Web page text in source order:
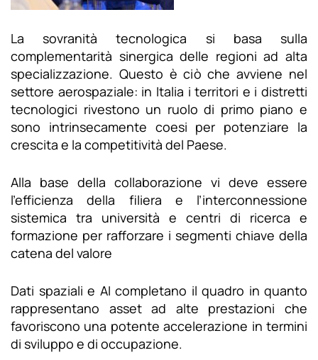
La sovranità tecnologica si basa sulla
complementarità sinergica delle regioni ad alta
specializzazione. Questo è ciò che avviene nel
settore aerospaziale: in Italia i territori e i distretti
tecnologici rivestono un ruolo di primo piano e
sono intrinsecamente coesi per potenziare la
crescita e la competitività del Paese.
Alla base della collaborazione vi deve essere
l’efficienza della filiera e l’interconnessione
sistemica tra università e centri di ricerca e
formazione per rafforzare i segmenti chiave della
catena del valore
Dati spaziali e AI completano il quadro in quanto
rappresentano asset ad alte prestazioni che
favoriscono una potente accelerazione in termini
di sviluppo e di occupazione.